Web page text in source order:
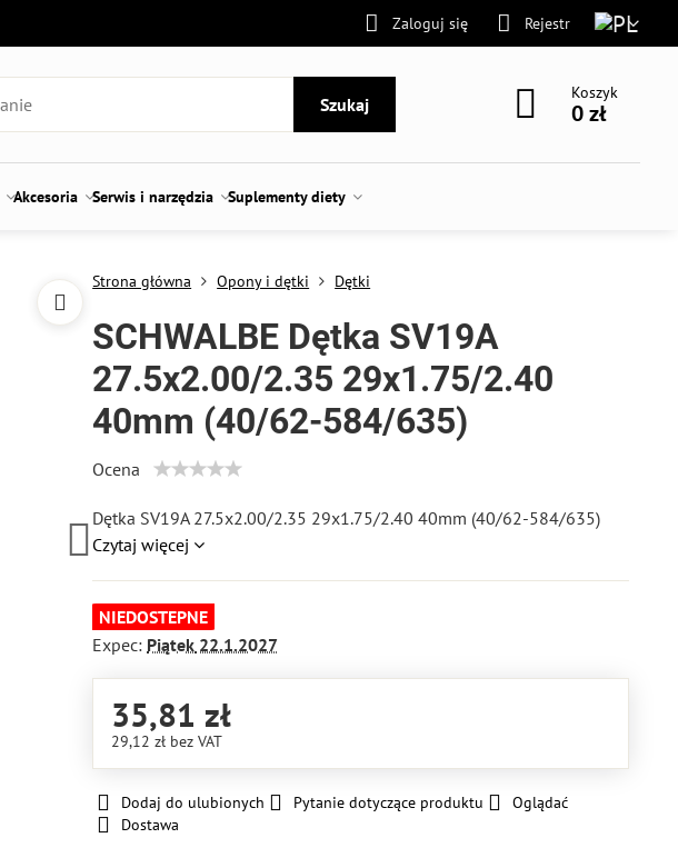
Zaloguj się Rejestr
Szukaj
Koszyk
0 zł
Akcesoria Serwis i narzędzia Suplementy diety
Strona główna Opony i dętki Dętki
SCHWALBE Dętka SV19A
27.5x2.00/2.35 29x1.75/2.40
40mm (40/62-584/635)
Ocena
Dętka SV19A 27.5x2.00/2.35 29x1.75/2.40 40mm (40/62-584/635)
Czytaj więcej
NIEDOSTEPNE
Expec: Piątek 22.1.2027
35,81 zł
29,12 zł bez VAT
Dodaj do ulubionych Pytanie dotyczące produktu
Oglądać
Dostawa